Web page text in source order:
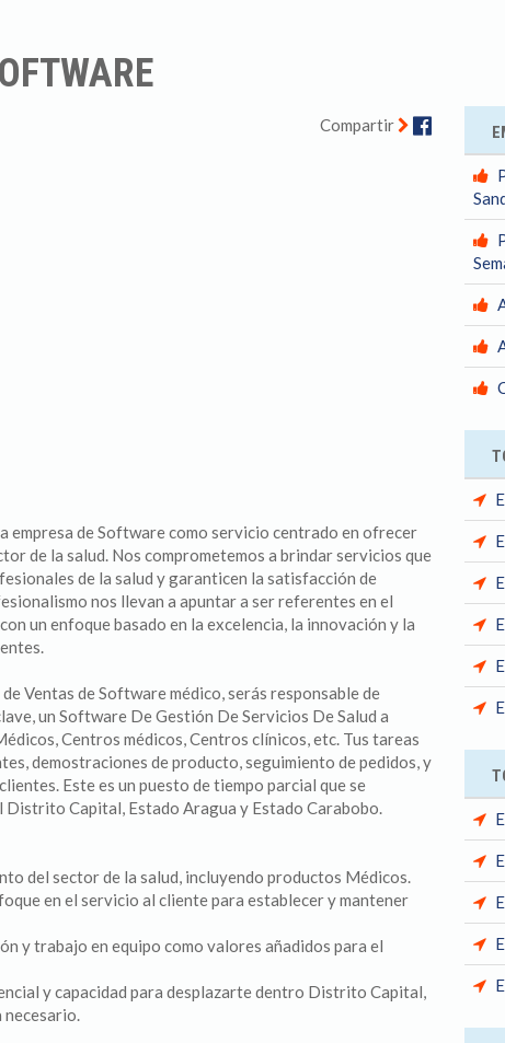
Compartir Facebook
empresa de Software como servicio centrado en ofrecer
de la salud. Nos comprometemos a brindar servicios que
de la salud y garanticen la satisfacción de
nos llevan a apuntar a ser referentes en el
un enfoque basado en la excelencia, la innovación y la
Ventas de Software médico, serás responsable de
un Software De Gestión De Servicios De Salud a
Centros médicos, Centros clínicos, etc. Tus tareas
demostraciones de producto, seguimiento de pedidos, y
Este es un puesto de tiempo parcial que se
Distrito Capital, Estado Aragua y Estado Carabobo.
del sector de la salud, incluyendo productos Médicos.
en el servicio al cliente para establecer y mantener
y trabajo en equipo como valores añadidos para el
y capacidad para desplazarte dentro Distrito Capital,
necesario.